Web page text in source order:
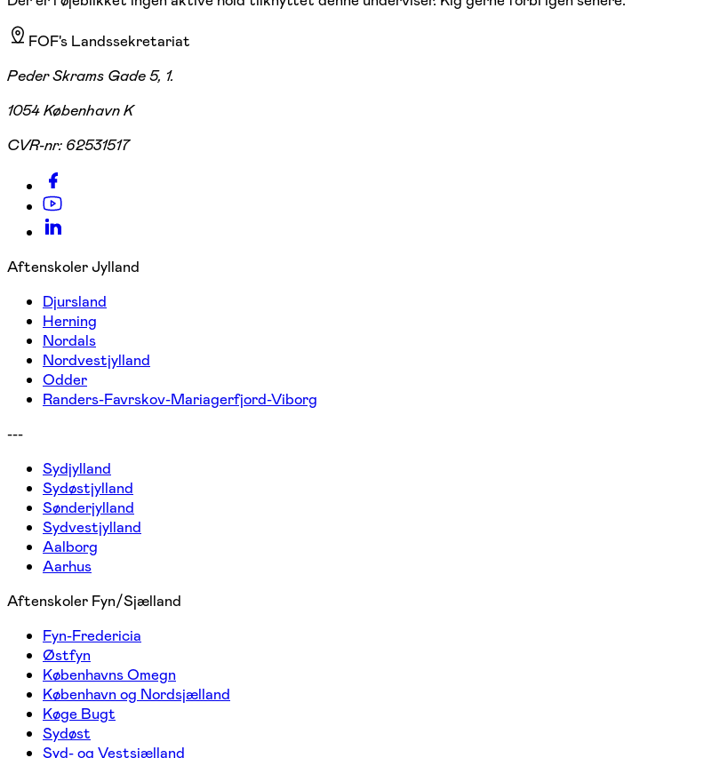
FOF's Landssekretariat
Peder Skrams Gade 5, 1.
1054 København K
CVR-nr: 62531517
Aftenskoler Jylland
Djursland
Herning
Nordals
Nordvestjylland
Odder
Randers-Favrskov-Mariagerfjord-Viborg
---
Sydjylland
Sydøstjylland
Sønderjylland
Sydvestjylland
Aalborg
Aarhus
Aftenskoler Fyn/Sjælland
Fyn-Fredericia
Østfyn
Københavns Omegn
København og Nordsjælland
Køge Bugt
Sydøst
Syd- og Vestsjælland